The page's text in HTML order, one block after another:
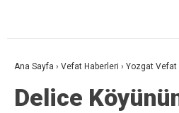
Ana Sayfa › Vefat Haberleri › Yozgat Vefat
Delice